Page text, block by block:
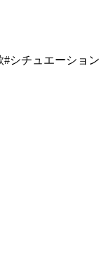
#シチュエーション